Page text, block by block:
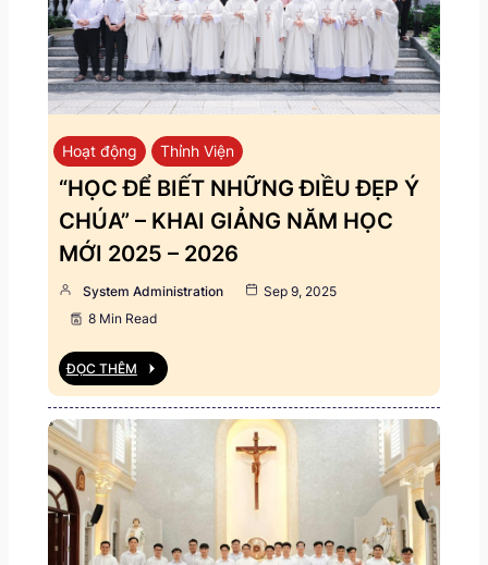
Hoạt động Thỉnh Viện
“HỌC ĐỂ BIẾT NHỮNG ĐIỀU ĐẸP Ý
CHÚA” – KHAI GIẢNG NĂM HỌC
MỚI 2025 – 2026
System Administration
Sep 9, 2025
8 Min Read
ĐỌC THÊM